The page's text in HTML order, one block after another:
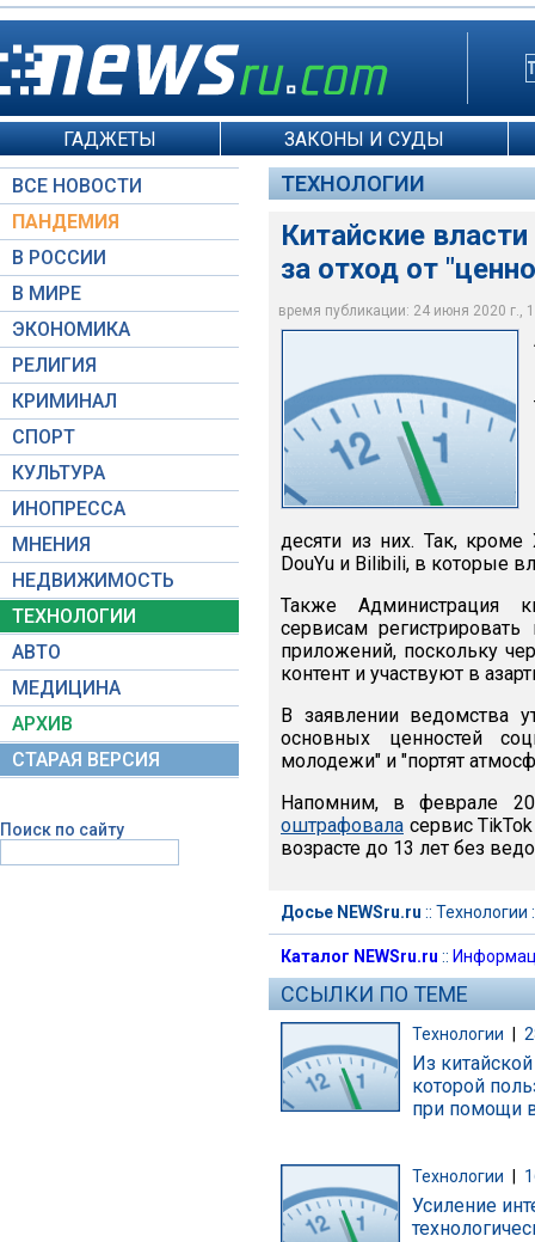
ГАДЖЕТЫ ЗАКОНЫ И СУДЫ
ВСЕ НОВОСТИ
ПАНДЕМИЯ
В РОССИИ
В МИРЕ
ЭКОНОМИКА
РЕЛИГИЯ
КРИМИНАЛ
СПОРТ
КУЛЬТУРА
ИНОПРЕССА
МНЕНИЯ
НЕДВИЖИМОСТЬ
ТЕХНОЛОГИИ
АВТО
МЕДИЦИНА
АРХИВ
СТАРАЯ ВЕРСИЯ
Поиск по сайту
ТЕХНОЛОГИИ
Китайские
за отход от
время публикации: 24 июня 2020 г.,
Китайские власти
Narin_Photo /
десяти из них. Так,
DouYu и Bilibili, в которые
Также Администрация
сервисам
приложений, поскольку
контент и участвуют в
В заявлении ведомства
основных ценностей
молодежи" и "портят
Напомним, в феврале
оштрафовала сервис
возрасте до 13 лет без
Досье NEWSru.ru :: Технологии
Каталог NEWSru.ru ::
ССЫЛКИ ПО ТЕМЕ
Технологии
Из
которой
при помощи
Технологии
Усиление